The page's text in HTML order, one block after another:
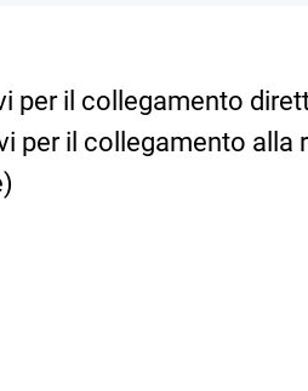
il collegamento
per il collegamento